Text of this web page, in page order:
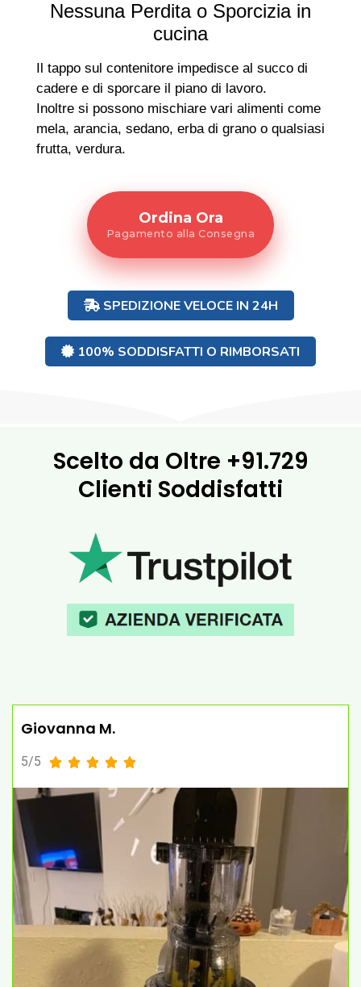
Nessuna Perdita o Sporcizia in
cucina
Il tappo sul contenitore impedisce al succo di
cadere e di sporcare il piano di lavoro.
Inoltre si possono mischiare vari alimenti come
mela, arancia, sedano, erba di grano o qualsiasi
frutta, verdura.
Ordina Ora
Pagamento alla Consegna
SPEDIZIONE VELOCE IN 24H
100% SODDISFATTI O RIMBORSATI
Scelto da Oltre +91.729
Clienti Soddisfatti
Giovanna M.
5/5     